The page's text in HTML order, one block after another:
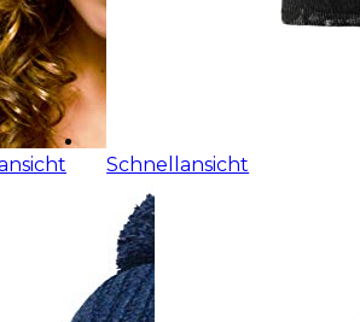
Schnellansicht